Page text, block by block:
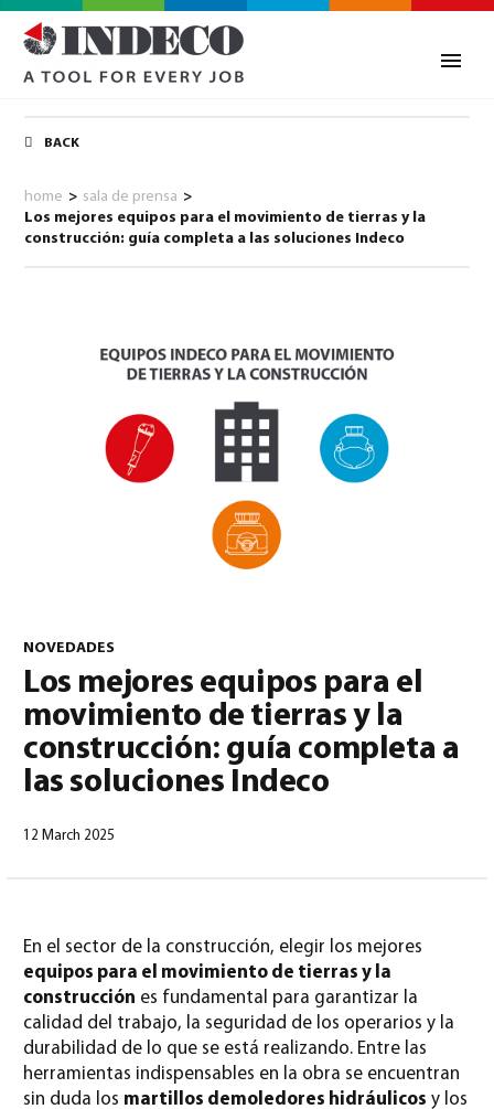
North America – Spanish(North America – Spanish)
BACK
home > sala de prensa >
Los mejores equipos para el movimiento de tierras y la
construcción: guía completa a las soluciones Indeco
NOVEDADES
Los mejores equipos para el
movimiento de tierras y la
construcción: guía completa a
las soluciones Indeco
12 March 2025
En el sector de la construcción, elegir los mejores
equipos para el movimiento de tierras y la
construcción es fundamental para garantizar la
calidad del trabajo, la seguridad de los operarios y la
durabilidad de lo que se está realizando. Entre las
herramientas indispensables en la obra se encuentran
sin duda los martillos demoledores hidráulicos y los